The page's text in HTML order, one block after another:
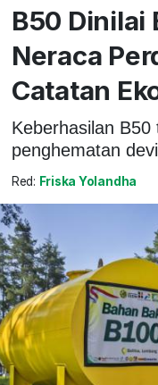
B50 Dinilai
Neraca
Catatan
Keberhasilan
penghematan
Red: Friska Yolandha